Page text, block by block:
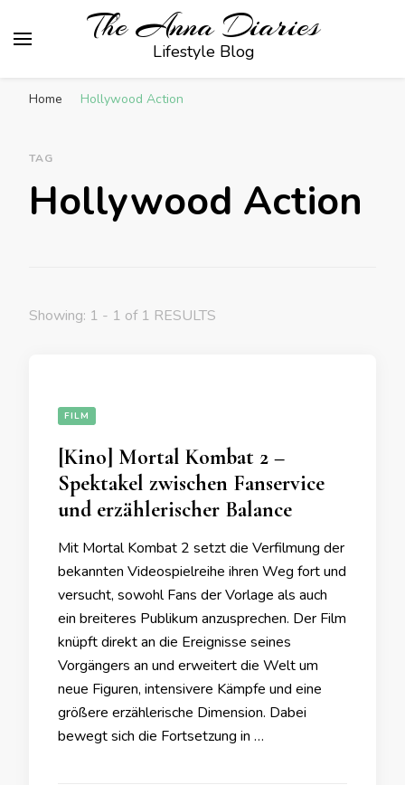
The Anna Diaries
Lifestyle Blog
Home Hollywood Action
TAG
Hollywood Action
Showing: 1 - 1 of 1 RESULTS
FILM
[Kino] Mortal Kombat 2 –
Spektakel zwischen Fanservice
und erzählerischer Balance
Mit Mortal Kombat 2 setzt die Verfilmung der
bekannten Videospielreihe ihren Weg fort und
versucht, sowohl Fans der Vorlage als auch
ein breiteres Publikum anzusprechen. Der Film
knüpft direkt an die Ereignisse seines
Vorgängers an und erweitert die Welt um
neue Figuren, intensivere Kämpfe und eine
größere erzählerische Dimension. Dabei
bewegt sich die Fortsetzung in …